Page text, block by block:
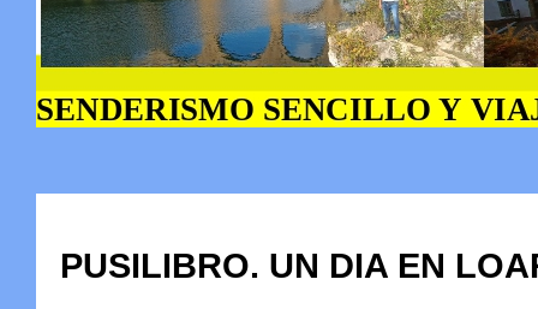
PUSILIBRO. UN DIA EN